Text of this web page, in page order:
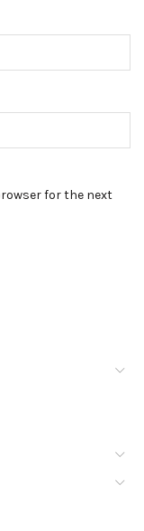
for the next